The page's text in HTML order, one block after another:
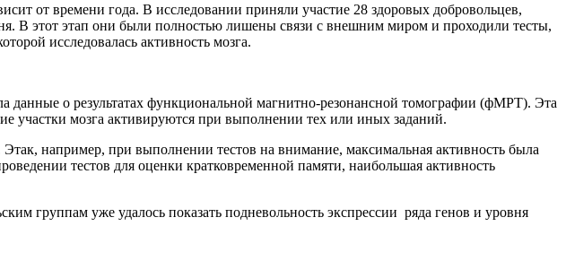
от времени года. В исследовании приняли участие 28 здоровых добровольцев,
В этот этап они были полностью лишены связи с внешним миром и проходили тесты,
исследовалась активность мозга.
данные о результатах функциональной магнитно-резонансной томографии (фМРТ). Эта
участки мозга активируются при выполнении тех или иных заданий.
Этак, например, при выполнении тестов на внимание, максимальная активность была
тестов для оценки кратковременной памяти, наибольшая активность
группам уже удалось показать подневольность экспрессии ряда генов и уровня